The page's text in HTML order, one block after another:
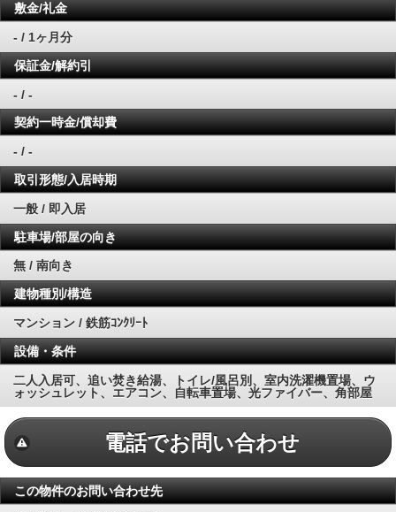
敷金/礼金
- / 1ヶ月分
保証金/解約引
- / -
契約一時金/償却費
- / -
取引形態/入居時期
一般 / 即入居
駐車場/部屋の向き
無 / 南向き
建物種別/構造
マンション / 鉄筋ｺﾝｸﾘｰﾄ
設備・条件
二人入居可、追い焚き給湯、トイレ/風呂別、室内洗濯機置場、ウ
ォッシュレット、エアコン、自転車置場、光ファイバー、角部屋
電話でお問い合わせ
この物件のお問い合わせ先